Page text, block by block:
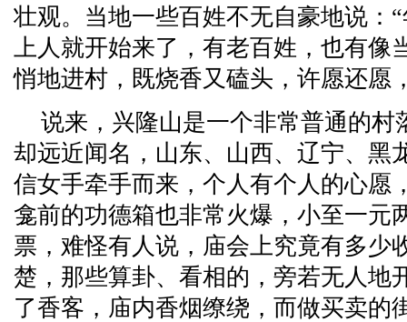
壮观。当地一些百姓不无自豪地说：
上人就开始来了，有老百姓，也有像
悄地进村，既烧香又磕头，许愿还愿
说来，兴隆山是一个非常普通的村
却远近闻名，山东、山西、辽宁、黑
信女手牵手而来，个人有个人的心愿
龛前的功德箱也非常火爆，小至一元
票，难怪有人说，庙会上究竟有多少
楚，那些算卦、看相的，旁若无人地
了香客，庙内香烟缭绕，而做买卖的